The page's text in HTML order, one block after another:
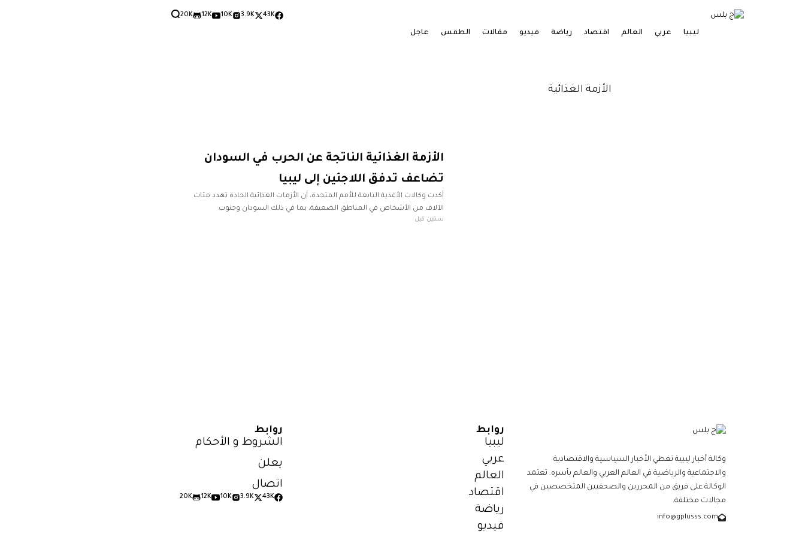
ليبيا عربي العالم اقتصاد رياضة فيديو مقالات الطقس عاجل
43K
3.9K
10K
12K
20K
الأزمة الغذائية
الأزمة الغذائية الناتجة عن الحرب في السودان
تضاعف تدفق اللاجئين إلى ليبيا
أكدت وكالات الأغذية التابعة للأمم المتحدة، أن الأزمات الغذائية الحادة تهدد مئات
الآلاف من الأشخاص في المناطق الضعيفة، بما في ذلك السودان وجنوب
السودان، ما يضاعف الضغوط على ليبيا المجاورة.
سنتين قبل
وكالة أخبار ليبية تغطي الأخبار السياسية والاقتصادية
والاجتماعية والرياضية في العالم العربي والعالم بأسره. تعتمد
الوكالة على فريق من المحررين والصحفيين المتخصصين في
مجالات مختلفة.
info@gplusss.com
روابط
ليبيا
عربي
العالم
اقتصاد
رياضة
فيديو
روابط
الشروط و الأحكام
يعلن
اتصال
43K
3.9K
10K
12K
20K